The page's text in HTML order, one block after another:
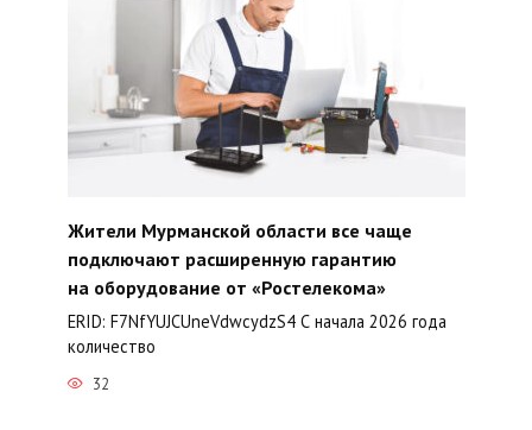
Жители Мурманской области все чаще
подключают расширенную гарантию
на оборудование от «Ростелекома»
ERID: F7NfYUJCUneVdwcydzS4 С начала 2026 года
количество
32